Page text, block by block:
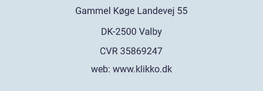
web: www.klikko.dk